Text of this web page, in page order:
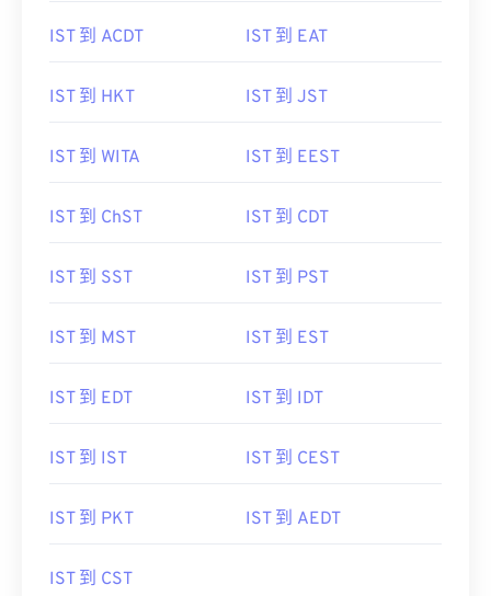
IST 到 ACDT IST 到 EAT
IST 到 HKT IST 到 JST
IST 到 WITA IST 到 EEST
IST 到 ChST IST 到 CDT
IST 到 SST IST 到 PST
IST 到 MST IST 到 EST
IST 到 EDT IST 到 IDT
IST 到 IST IST 到 CEST
IST 到 PKT IST 到 AEDT
IST 到 CST